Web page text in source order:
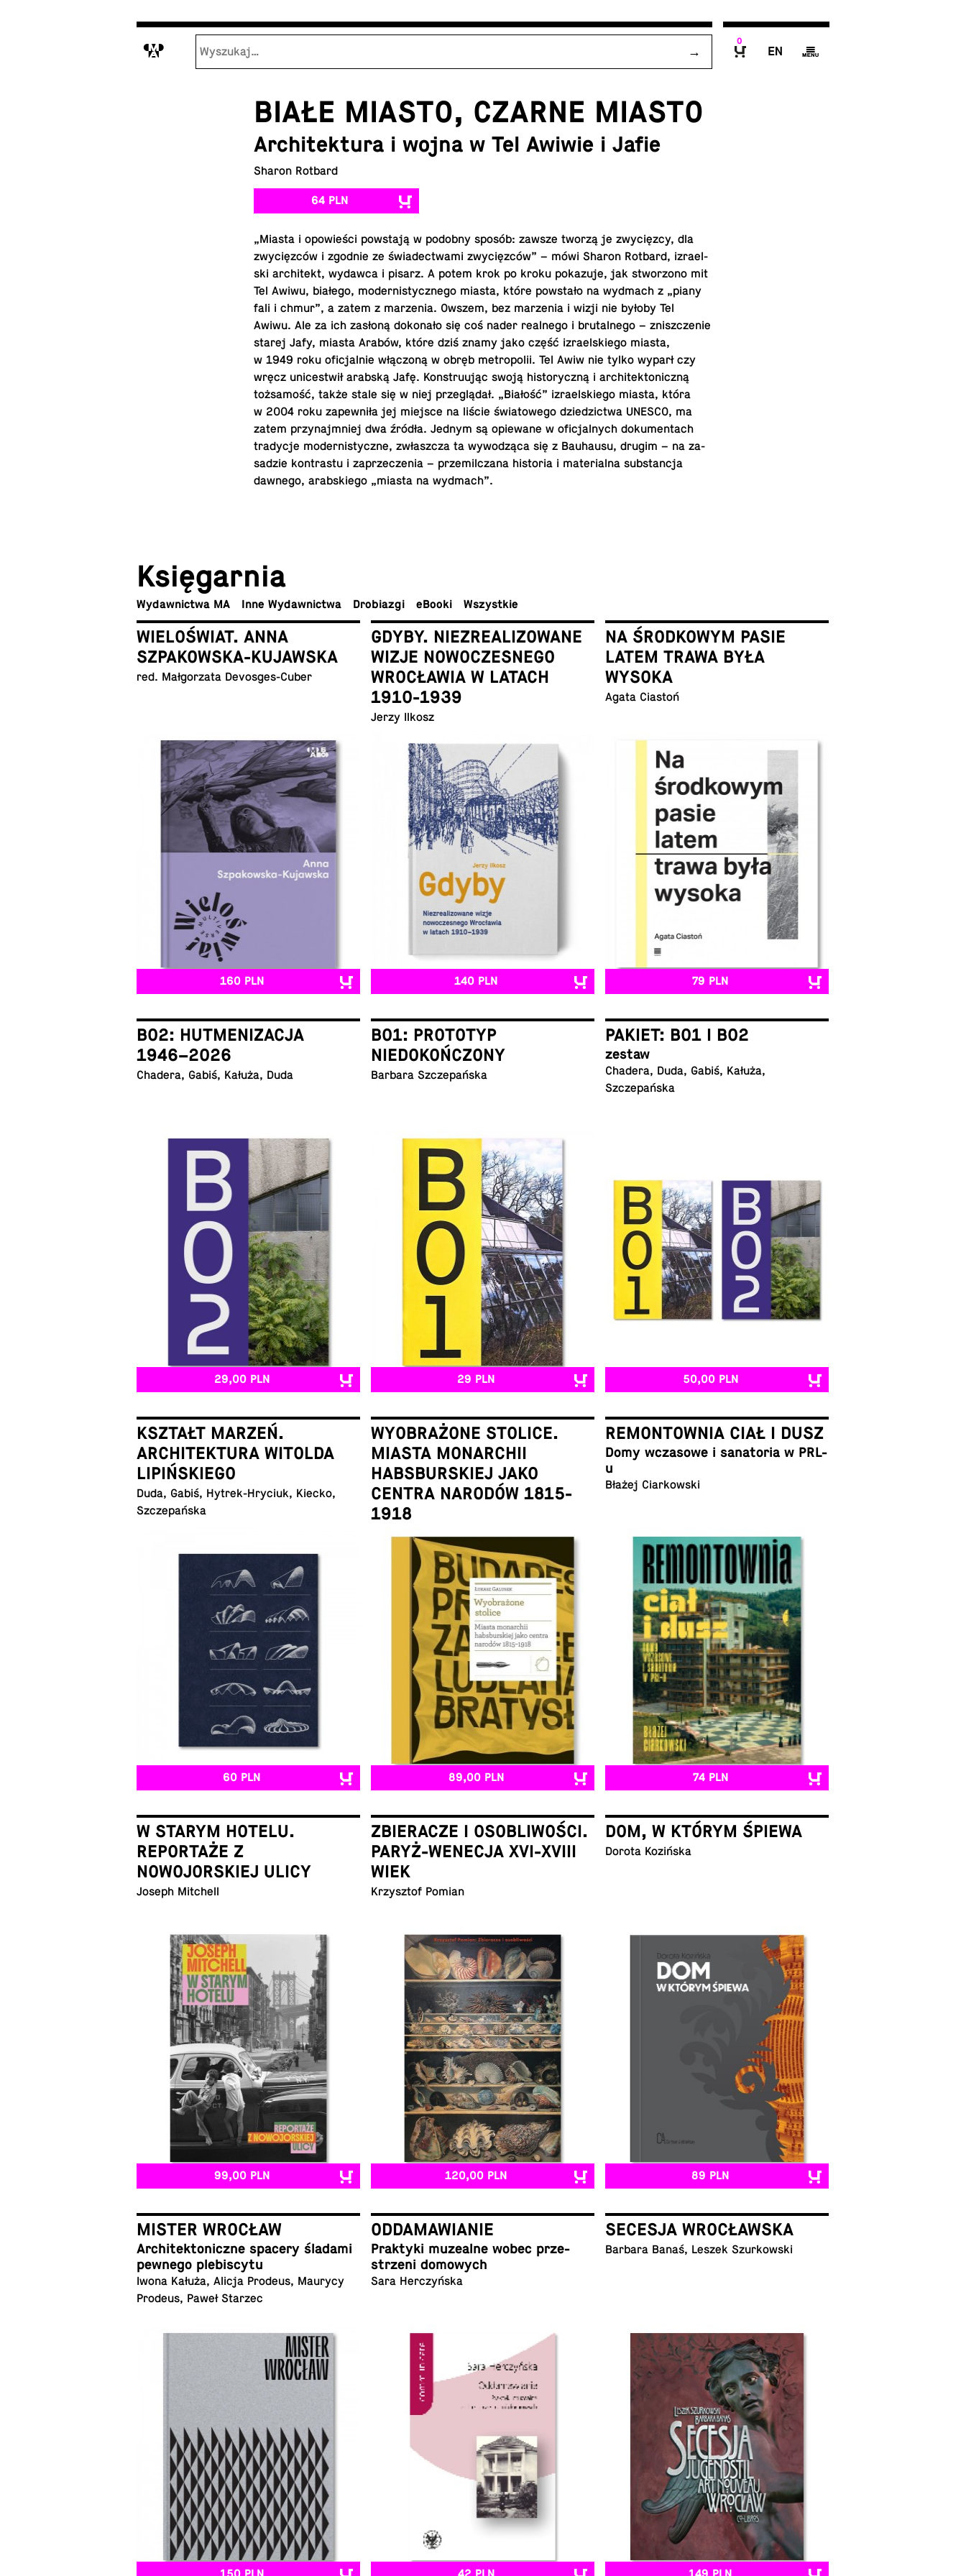
M
0
E g
BIAŁE MIASTO, CZARNE MIASTO
Architektura i wojna w Tel Awiwie i Jafie
Sharon Rotbard
64 PLN
„Miasta i opo­wie­ści po­wsta­ją w podobny sposób: zawsze tworzą je zwy­cięz­cy, dla
zwy­cięz­ców i zgodnie ze świa­dec­twa­mi zwy­cięz­ców” – mówi Sharon Rotbard, izra­el­
ski ar­chi­tekt, wydawca i pisarz. A potem krok po kroku po­ka­zu­je, jak stwo­rzo­no mit
Tel Awiwu, białego, mo­der­ni­stycz­ne­go miasta, które po­wsta­ło na wydmach z „piany
fali i chmur”, a zatem z ma­rze­nia. Owszem, bez ma­rze­nia i wizji nie byłoby Tel
Awiwu. Ale za ich zasłoną do­ko­na­ło się coś nader re­al­ne­go i bru­tal­ne­go – znisz­cze­nie
starej Jafy, miasta Arabów, które dziś znamy jako część izra­el­skie­go miasta,
w 1949 roku ofi­cjal­nie włą­czo­ną w obręb me­tro­po­lii. Tel Awiw nie tylko wyparł czy
wręcz uni­ce­stwił arabską Jafę. Kon­stru­ując swoją hi­sto­rycz­ną i ar­chi­tek­to­nicz­ną
toż­sa­mość, także stale się w niej prze­glą­dał. „Białość” izra­el­skie­go miasta, która
w 2004 roku za­pew­ni­ła jej miejsce na liście świa­to­we­go dzie­dzic­twa UNESCO, ma
zatem prz­yn­ajmniej dwa źródła. Jednym są opie­wa­ne w ofi­cjal­nych do­ku­men­tach
tra­dy­cje mo­der­ni­stycz­ne, zwłasz­cza ta wy­wo­dzą­ca się z Bau­hau­su, drugim – na za­
sa­dzie kon­tra­stu i za­prze­cze­nia – prze­mil­cza­na hi­sto­ria i ma­te­rial­na sub­stan­cja
dawnego, arab­skie­go „miasta na wydmach”.
Księ­gar­nia
Wy­daw­nic­twa MA Inne Wydawnictwa Dro­bia­zgi eBooki Wszyst­kie
WIELOŚWIAT. ANNA
SZPAKOWSKA-KUJAWSKA
red. Mał­go­rza­ta Devosges-Cuber
160 PLN
GDYBY. NIEZREALIZOWANE
WIZJE NOWOCZESNEGO
WROCŁAWIA W LATACH
1910-1939
Jerzy Ilkosz
140 PLN
NA ŚRODKOWYM PASIE
LATEM TRAWA BYŁA
WYSOKA
Agata Ciastoń
79 PLN
B02: HUTMENIZACJA
1946–2026
Chadera, Gabiś, Kałuża, Duda
29,00 PLN
B01: PROTOTYP
NIEDOKOŃCZONY
Barbara Szczepańska
29 PLN
PAKIET: B01 I B02
zestaw
Chadera, Duda, Gabiś, Kałuża,
Szczepańska
50,00 PLN
KSZTAŁT MARZEŃ.
ARCHITEKTURA WITOLDA
LIPIŃSKIEGO
Duda, Gabiś, Hy­trek-Hry­ciuk, Kiecko,
Szczepańska
60 PLN
WYOBRAŻONE STOLICE.
MIASTA MONARCHII
HABSBURSKIEJ JAKO
CENTRA NARODÓW 1815-
1918
Łukasz Galusek
89,00 PLN
REMONTOWNIA CIAŁ I DUSZ
Domy wcza­so­we i sa­na­to­ria w PRL-
u
Błażej Ciarkowski
74 PLN
W STARYM HOTELU.
REPORTAŻE Z
NOWOJORSKIEJ ULICY
Joseph Mitchell
99,00 PLN
ZBIERACZE I OSOBLIWOŚCI.
PARYŻ-WENECJA XVI-XVIII
WIEK
Krzysz­tof Pomian
120,00 PLN
DOM, W KTÓRYM ŚPIEWA
Dorota Kozińska
89 PLN
MISTER WROCŁAW
Ar­chi­tek­to­nicz­ne spacery śladami
pewnego plebiscytu
Iwona Kałuża, Alicja Prodeus, Maurycy
Prodeus, Paweł Starzec
ODDAMAWIANIE
Prak­ty­ki mu­ze­al­ne wobec prze­
strze­ni domowych
Sara Herczyńska
SECESJA WROCŁAWSKA
Barbara Banaś, Leszek Szurkowski